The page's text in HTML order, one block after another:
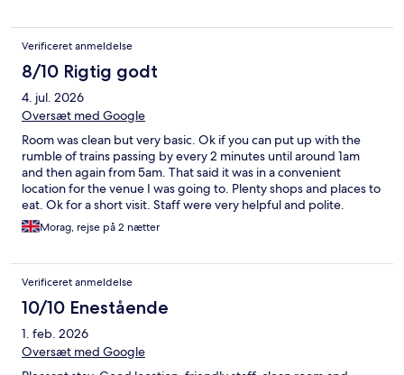
Verificeret anmeldelse
8/10 Rigtig godt
4. jul. 2026
Oversæt med Google
Room was clean but very basic. Ok if you can put up with the
rumble of trains passing by every 2 minutes until around 1am
and then again from 5am. That said it was in a convenient
location for the venue I was going to. Plenty shops and places to
eat. Ok for a short visit. Staff were very helpful and polite.
Morag, rejse på 2 nætter
Verificeret anmeldelse
10/10 Enestående
1. feb. 2026
Oversæt med Google